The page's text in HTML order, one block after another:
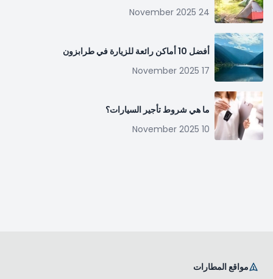
24 November 2025
أفضل 10 أماكن رائعة للزيارة في طرابزون
17 November 2025
ما هي شروط تأجير السيارات؟
10 November 2025
مواقع المطارات